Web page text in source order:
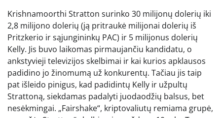
Krishnamoorthi Stratton surinko 30 milijonų dolerių iki
2,8 milijono dolerių (ją pritraukė milijonai dolerių iš
Pritzkerio ir sąjungininkų PAC) ir 5 milijonus dolerių
Kelly. Jis buvo laikomas pirmaujančiu kandidatu, o
ankstyvieji televizijos skelbimai ir kai kurios apklausos
padidino jo žinomumą už konkurentų. Tačiau jis taip
pat išleido pinigus, kad padidintų Kelly ir užpultų
Strattoną, siekdamas padalyti juodaodžių balsus, bet
nesėkmingai. „Fairshake“, kriptovaliutų remiama grupė,